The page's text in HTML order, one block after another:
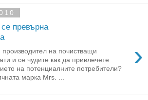
превърна
›
производител на почистващи
и се чудите как да привлечете
на потенциалните потребители?
марка Mrs. ...